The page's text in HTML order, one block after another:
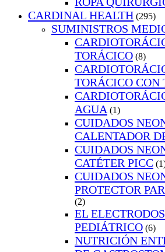
CARDINAL HEALTH (295)
SUMINISTROS
TORÁCICO (8)
TORÁCICO CON
AGUA (1)
CUIDADOS
CALENTADOR
CUIDADOS
CATÉTER PICC
CUIDADOS
PROTECTOR
(2)
EL
PEDIÁTRICO (6)
NUTRICIÓN